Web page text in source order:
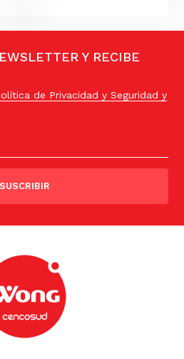
Y RECIBE
de Privacidad y Seguridad y
SUSCRIBIR